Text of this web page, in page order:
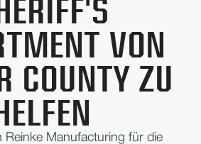
VON
COUNTY ZU
Reinke Manufacturing für die